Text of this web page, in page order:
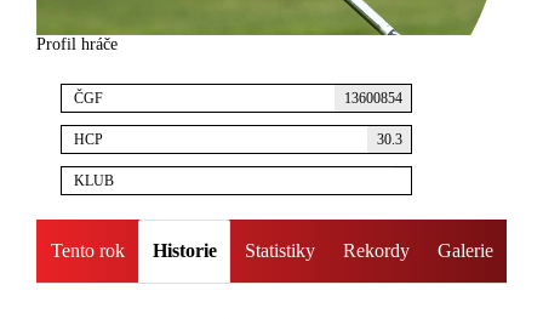
Profil hráče
ČGF 13600854
HCP 30.3
KLUB
Tento rok Historie Statistiky Rekordy Galerie